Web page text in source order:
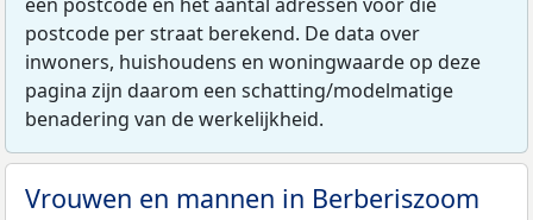
postcode per straat berekend. De data over
inwoners, huishoudens en woningwaarde op deze
pagina zijn daarom een schatting/modelmatige
benadering van de werkelijkheid.
Vrouwen en mannen in Berberiszoom